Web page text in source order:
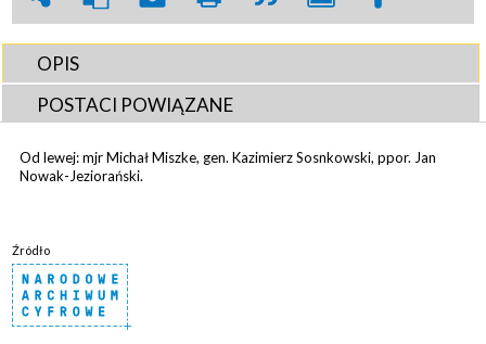
OPIS
POSTACI POWIĄZANE
Od lewej: mjr Michał Miszke, gen. Kazimierz Sosnkowski, ppor. Jan
Nowak-Jeziorański.
Źródło